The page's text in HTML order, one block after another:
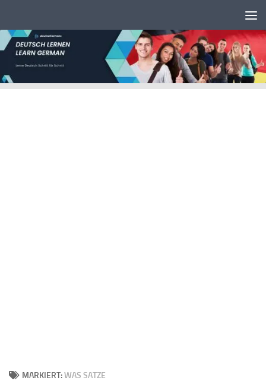
MARKIERT:WAS SATZE